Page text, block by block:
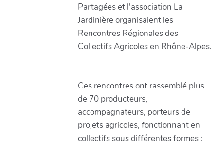
Partagées et l'association La
Jardinière organisaient les
Rencontres Régionales des
Collectifs Agricoles en Rhône-Alpes.
Ces rencontres ont rassemblé plus
de 70 producteurs,
accompagnateurs, porteurs de
projets agricoles, fonctionnant en
collectifs sous différentes formes :